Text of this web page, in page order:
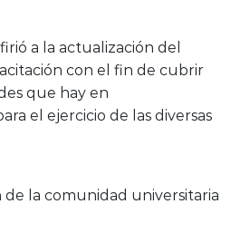
a la actualización del
con el fin de cubrir
que hay en
el ejercicio de las diversas
de la comunidad universitaria